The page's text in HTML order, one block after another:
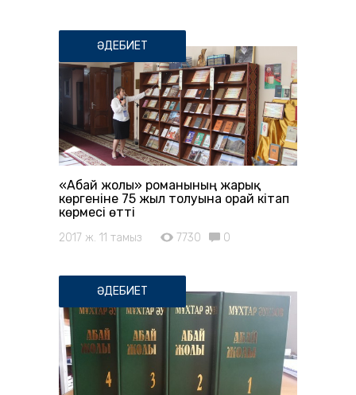
ӘДЕБИЕТ
«Абай жолы» романының жарық
көргеніне 75 жыл толуына орай кітап
көрмесі өтті
2017 ж. 11 тамыз 7730 0
ӘДЕБИЕТ